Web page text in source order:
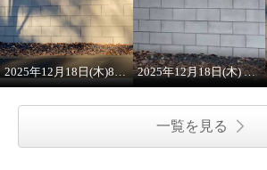
2025年12月18日(木)8:00 ON AIR 2025年12月18日(木) 8:00 ON AIR
一覧を見る